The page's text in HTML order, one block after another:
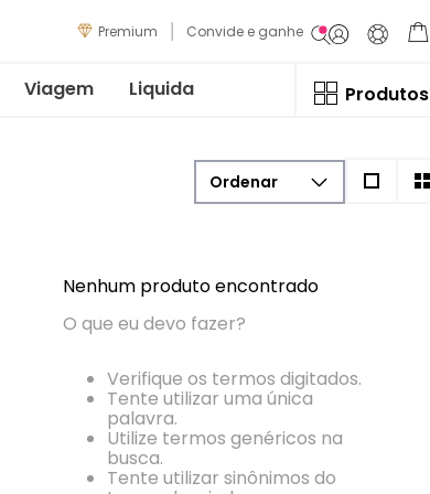
Premium Convide e ganhe
Viagem Liquida Produtos
Nenhum produto encontrado
O que eu devo fazer?
Verifique os termos digitados.
Tente utilizar uma única
palavra.
Utilize termos genéricos na
busca.
Tente utilizar sinônimos do